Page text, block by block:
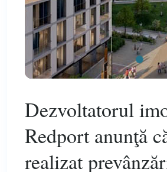
Dezvoltatorul
Redport anunţă
realizat